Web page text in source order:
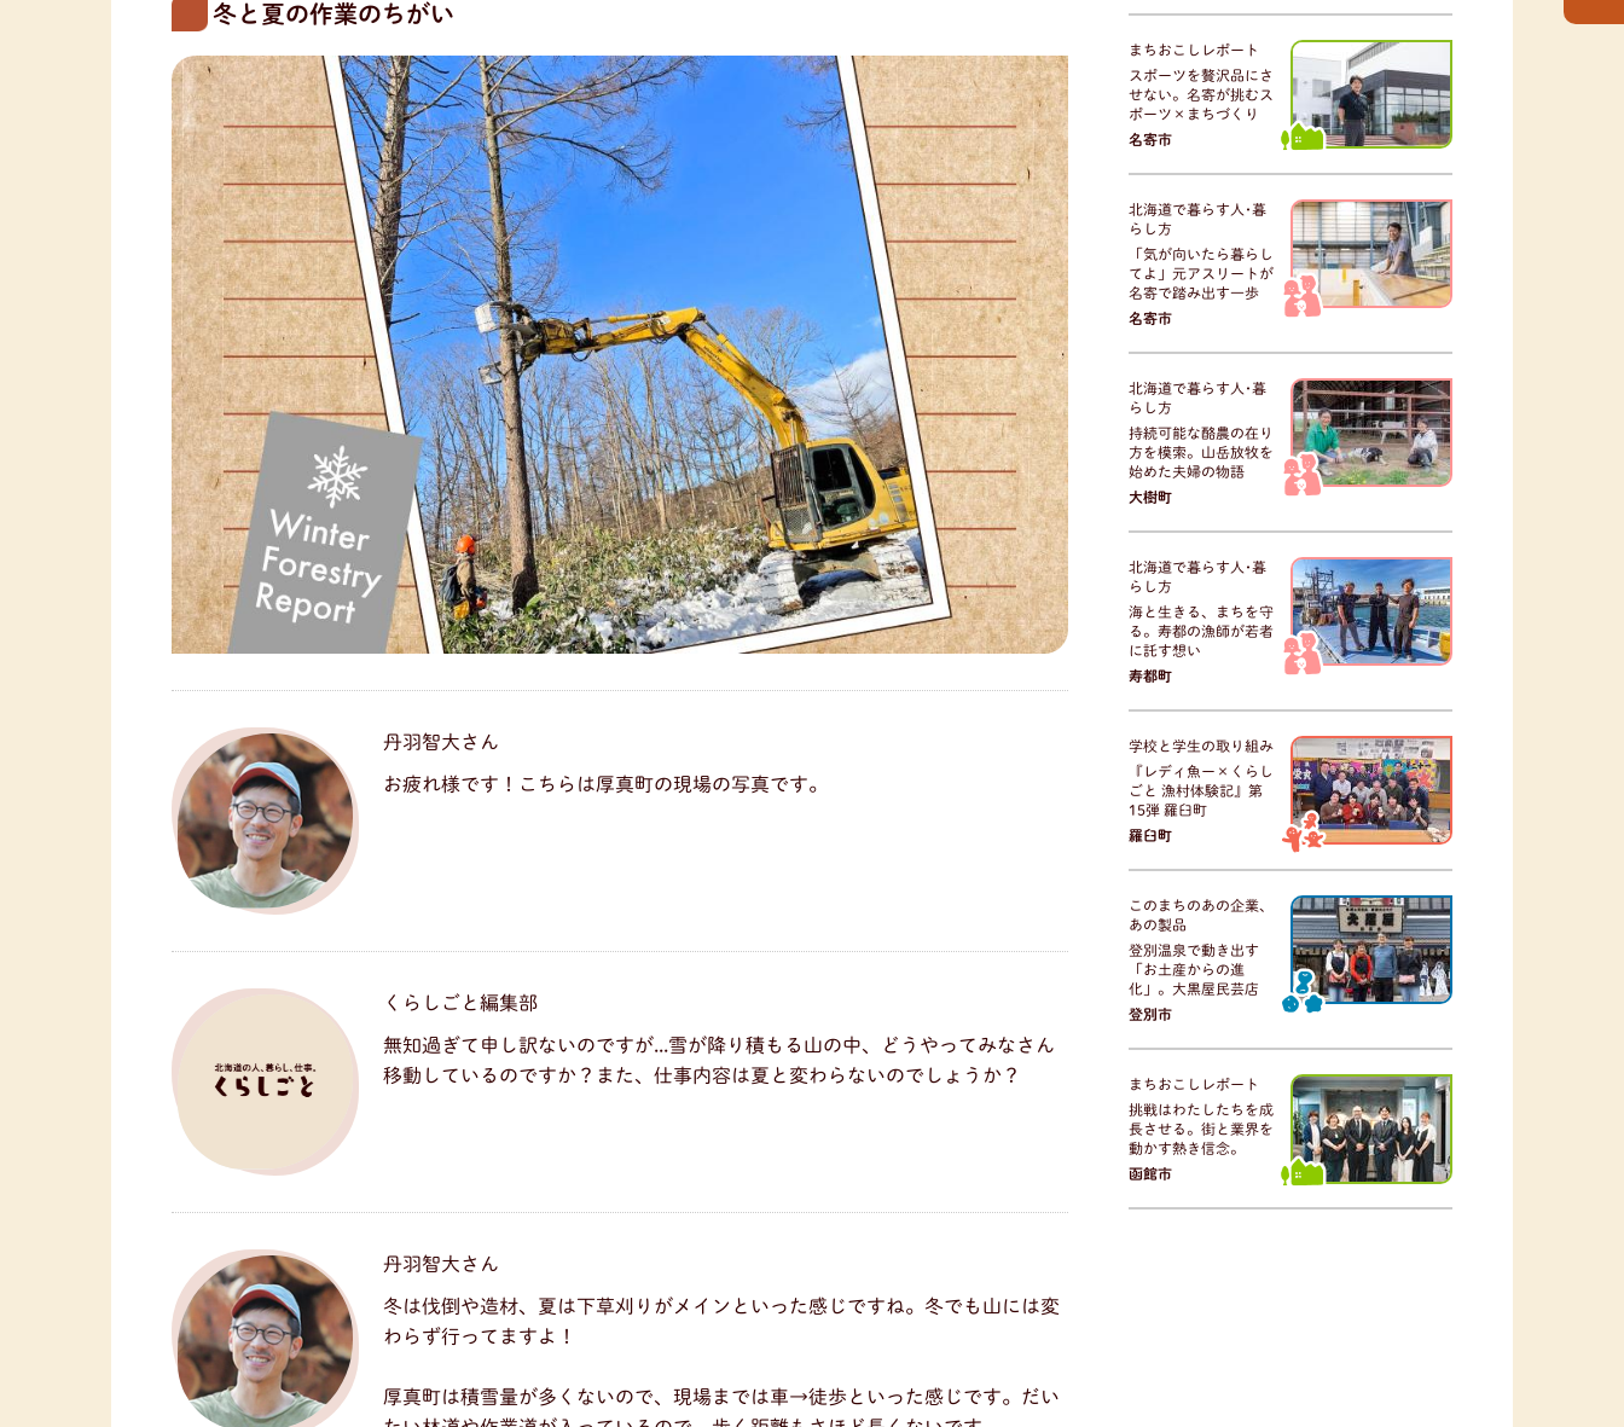
冬と夏の作業のちがい
丹羽智大さん
お疲れ様です！こちらは厚真町の現場の写真です。
くらしごと編集部
無知過ぎて申し訳ないのですが...雪が降り積もる山の中、どうやってみなさん
移動しているのですか？また、仕事内容は夏と変わらないのでしょうか？
丹羽智大さん
冬は伐倒や造材、夏は下草刈りがメインといった感じですね。冬でも山には変
わらず行ってますよ！
厚真町は積雪量が多くないので、現場までは車→徒歩といった感じです。だい
まちおこしレポート
スポーツを贅沢品にさ
せない。名寄が挑むス
ポーツ×まちづくり
名寄市
北海道で暮らす人･暮
らし方
「気が向いたら暮らし
てよ」元アスリートが
名寄で踏み出す一歩
名寄市
北海道で暮らす人･暮
らし方
持続可能な酪農の在り
方を模索。山岳放牧を
始めた夫婦の物語
大樹町
北海道で暮らす人･暮
らし方
海と生きる、まちを守
る。寿都の漁師が若者
に託す想い
寿都町
学校と学生の取り組み
『レディ魚ー×くらし
ごと 漁村体験記』第
15弾 羅臼町
羅臼町
このまちのあの企業、
あの製品
登別温泉で動き出す
「お土産からの進
化」。大黒屋民芸店
登別市
まちおこしレポート
挑戦はわたしたちを成
長させる。街と業界を
動かす熱き信念。
函館市